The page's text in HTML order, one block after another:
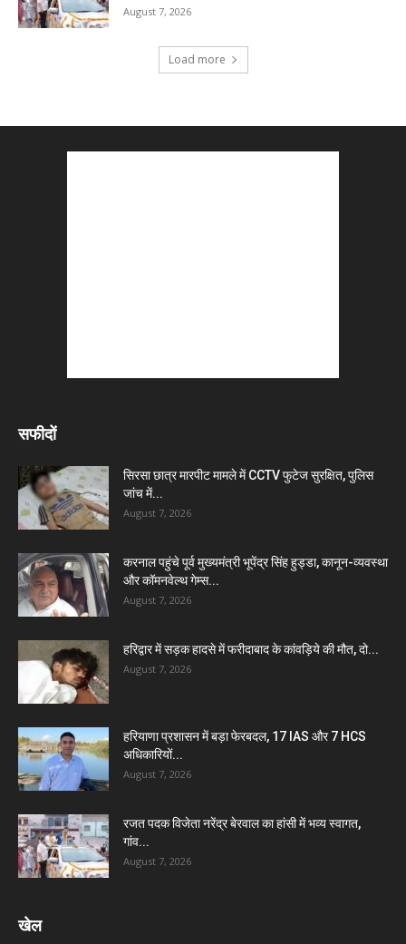
August 7, 2026
Load more
सफीदों
सिरसा छात्र मारपीट मामले में CCTV फुटेज सुरक्षित, पुलिस
जांच में...
August 7, 2026
करनाल पहुंचे पूर्व मुख्यमंत्री भूपेंद्र सिंह हुड्डा, कानून-व्यवस्था
और कॉमनवेल्थ गेम्स...
August 7, 2026
हरिद्वार में सड़क हादसे में फरीदाबाद के कांवड़िये की मौत, दो...
August 7, 2026
हरियाणा प्रशासन में बड़ा फेरबदल, 17 IAS और 7 HCS
अधिकारियों...
August 7, 2026
रजत पदक विजेता नरेंद्र बेरवाल का हांसी में भव्य स्वागत,
गांव...
August 7, 2026
खेल